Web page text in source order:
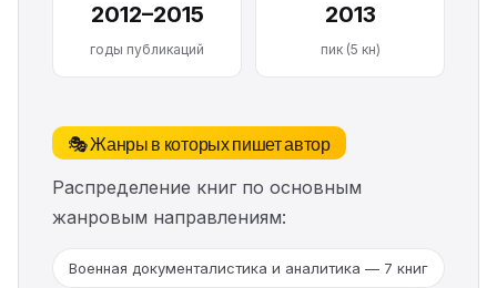
2012–2015
годы публикаций
2013
пик (5 кн)
🎭 Жанры в которых пишет автор
Распределение книг по основным
жанровым направлениям:
Военная документалистика и аналитика — 7 книг